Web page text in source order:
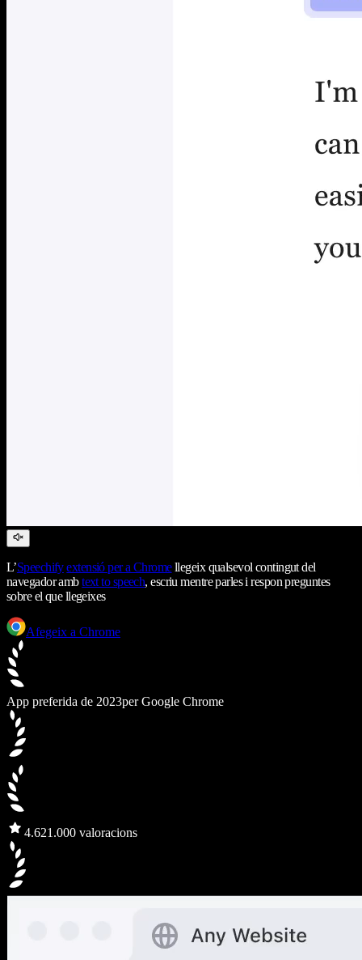
L’Speechify extensió per a Chromellegeix qualsevol contingut del
navegador ambtext to speech, escriu mentre parles i respon preguntes
sobre el que llegeixes
Afegeix a Chrome
App preferida de 2023per Google Chrome
4.621.000 valoracions